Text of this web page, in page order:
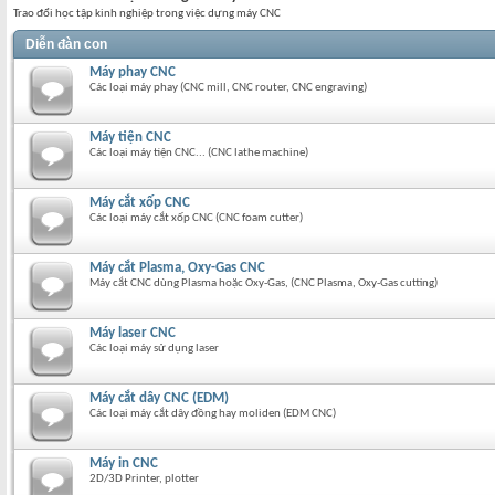
Trao đổi học tập kinh nghiệp trong việc dựng máy CNC
Diễn đàn con
Máy phay CNC
Các loại máy phay (CNC mill, CNC router, CNC engraving)
Máy tiện CNC
Các loại máy tiện CNC... (CNC lathe machine)
Máy cắt xốp CNC
Các loại máy cắt xốp CNC (CNC foam cutter)
Máy cắt Plasma, Oxy-Gas CNC
Máy cắt CNC dùng Plasma hoặc Oxy-Gas, (CNC Plasma, Oxy-Gas cutting)
Máy laser CNC
Các loại máy sử dụng laser
Máy cắt dây CNC (EDM)
Các loại máy cắt dây đồng hay moliden (EDM CNC)
Máy in CNC
2D/3D Printer, plotter